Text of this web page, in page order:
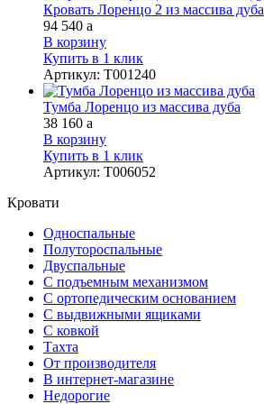
Кровать Лоренцо 2 из массива дуба
94 540 a
В корзину
Купить в 1 клик
Артикул: Т001240
Тумба Лоренцо из массива дуба
38 160 a
В корзину
Купить в 1 клик
Артикул: Т006052
Кровати
Односпальные
Полутороспальные
Двуспальные
С подъемным механизмом
С ортопедическим основанием
С выдвижными ящиками
С ковкой
Тахта
От производителя
В интернет-магазине
Недорогие